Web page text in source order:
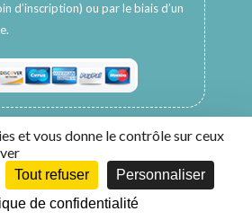
d’inscription) ou par le biais d’un
2026 -HappyColors Créations
WebCom.Me
et vous donne le contrôle sur ceux
Tout refuser
Personnaliser
de confidentialité